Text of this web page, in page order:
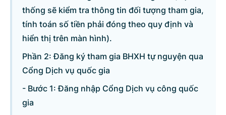
thống sẽ kiểm tra thông tin đối tượng tham gia,
tính toán số tiền phải đóng theo quy định và
hiển thị trên màn hình).
Phần 2: Đăng ký tham gia BHXH tự nguyện qua
Cổng Dịch vụ quốc gia
- Bước 1: Đăng nhập Cổng Dịch vụ công quốc
gia